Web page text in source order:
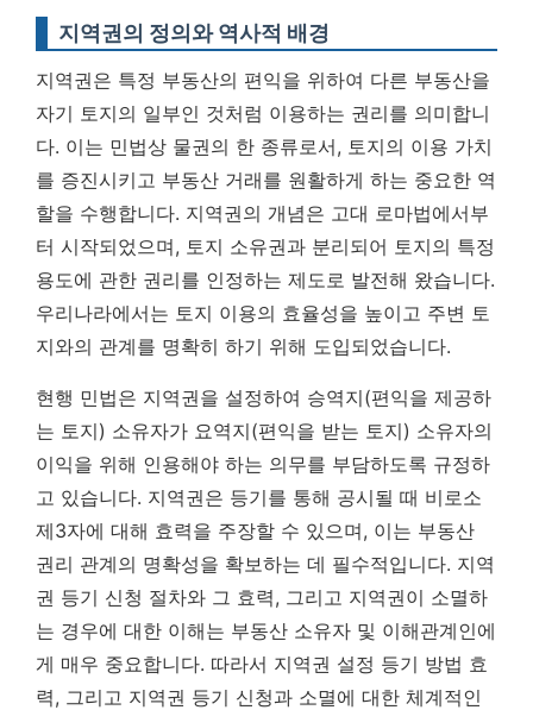
지역권의 정의와 역사적 배경
지역권은 특정 부동산의 편익을 위하여 다른 부동산을
자기 토지의 일부인 것처럼 이용하는 권리를 의미합니
다. 이는 민법상 물권의 한 종류로서, 토지의 이용 가치
를 증진시키고 부동산 거래를 원활하게 하는 중요한 역
할을 수행합니다. 지역권의 개념은 고대 로마법에서부
터 시작되었으며, 토지 소유권과 분리되어 토지의 특정
용도에 관한 권리를 인정하는 제도로 발전해 왔습니다.
우리나라에서는 토지 이용의 효율성을 높이고 주변 토
지와의 관계를 명확히 하기 위해 도입되었습니다.
현행 민법은 지역권을 설정하여 승역지(편익을 제공하
는 토지) 소유자가 요역지(편익을 받는 토지) 소유자의
이익을 위해 인용해야 하는 의무를 부담하도록 규정하
고 있습니다. 지역권은 등기를 통해 공시될 때 비로소
제3자에 대해 효력을 주장할 수 있으며, 이는 부동산
권리 관계의 명확성을 확보하는 데 필수적입니다. 지역
권 등기 신청 절차와 그 효력, 그리고 지역권이 소멸하
는 경우에 대한 이해는 부동산 소유자 및 이해관계인에
게 매우 중요합니다. 따라서 지역권 설정 등기 방법 효
력, 그리고 지역권 등기 신청과 소멸에 대한 체계적인